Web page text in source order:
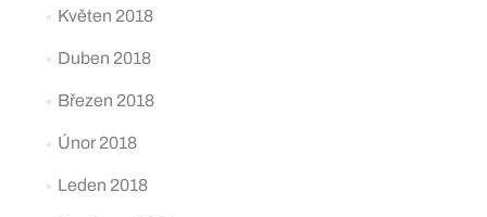
Květen 2018
Duben 2018
Březen 2018
Únor 2018
Leden 2018